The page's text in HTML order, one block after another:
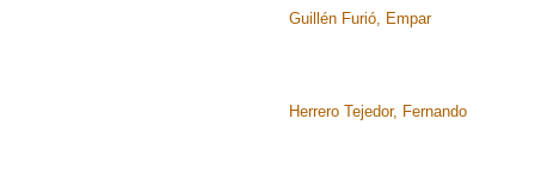
Guillén Furió, Empar
Herrero Tejedor, Fernando